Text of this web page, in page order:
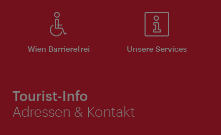
Wien Barrierefrei Unsere Services
Tourist-Info
Adressen & Kontakt